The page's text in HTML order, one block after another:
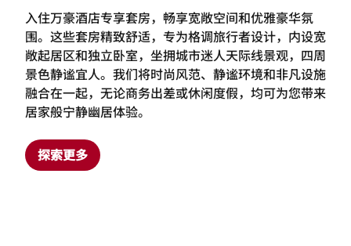
入住万豪酒店专享套房，畅享宽敞空间和优雅豪华氛
围。这些套房精致舒适，专为格调旅行者设计，内设宽
敞起居区和独立卧室，坐拥城市迷人天际线景观，四周
景色静谧宜人。我们将时尚风范、静谧环境和非凡设施
融合在一起，无论商务出差或休闲度假，均可为您带来
居家般宁静幽居体验。
探索更多